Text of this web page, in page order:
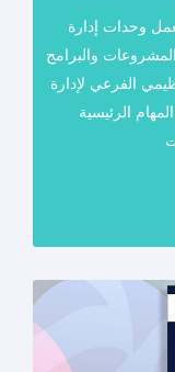
وحدات إدارة
والبرامج
الفرعي لإدارة
الرئيسية